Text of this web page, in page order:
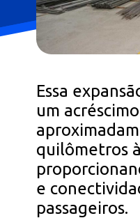
Essa
um
quilômetros
e
passageiros.